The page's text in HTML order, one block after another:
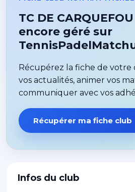
Infos du club
TC DE
encore géré sur
Récupérez la fiche de
vos actualités, animer vos
communiquer avec vos
Récupérer ma fiche club